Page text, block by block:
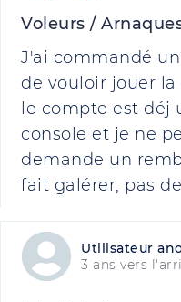
Voleurs /
J'ai commandé
de vouloir jouer
le compte est déj
console et je ne
demande un
fait galérer, pas
Utilisateur
3 ans vers